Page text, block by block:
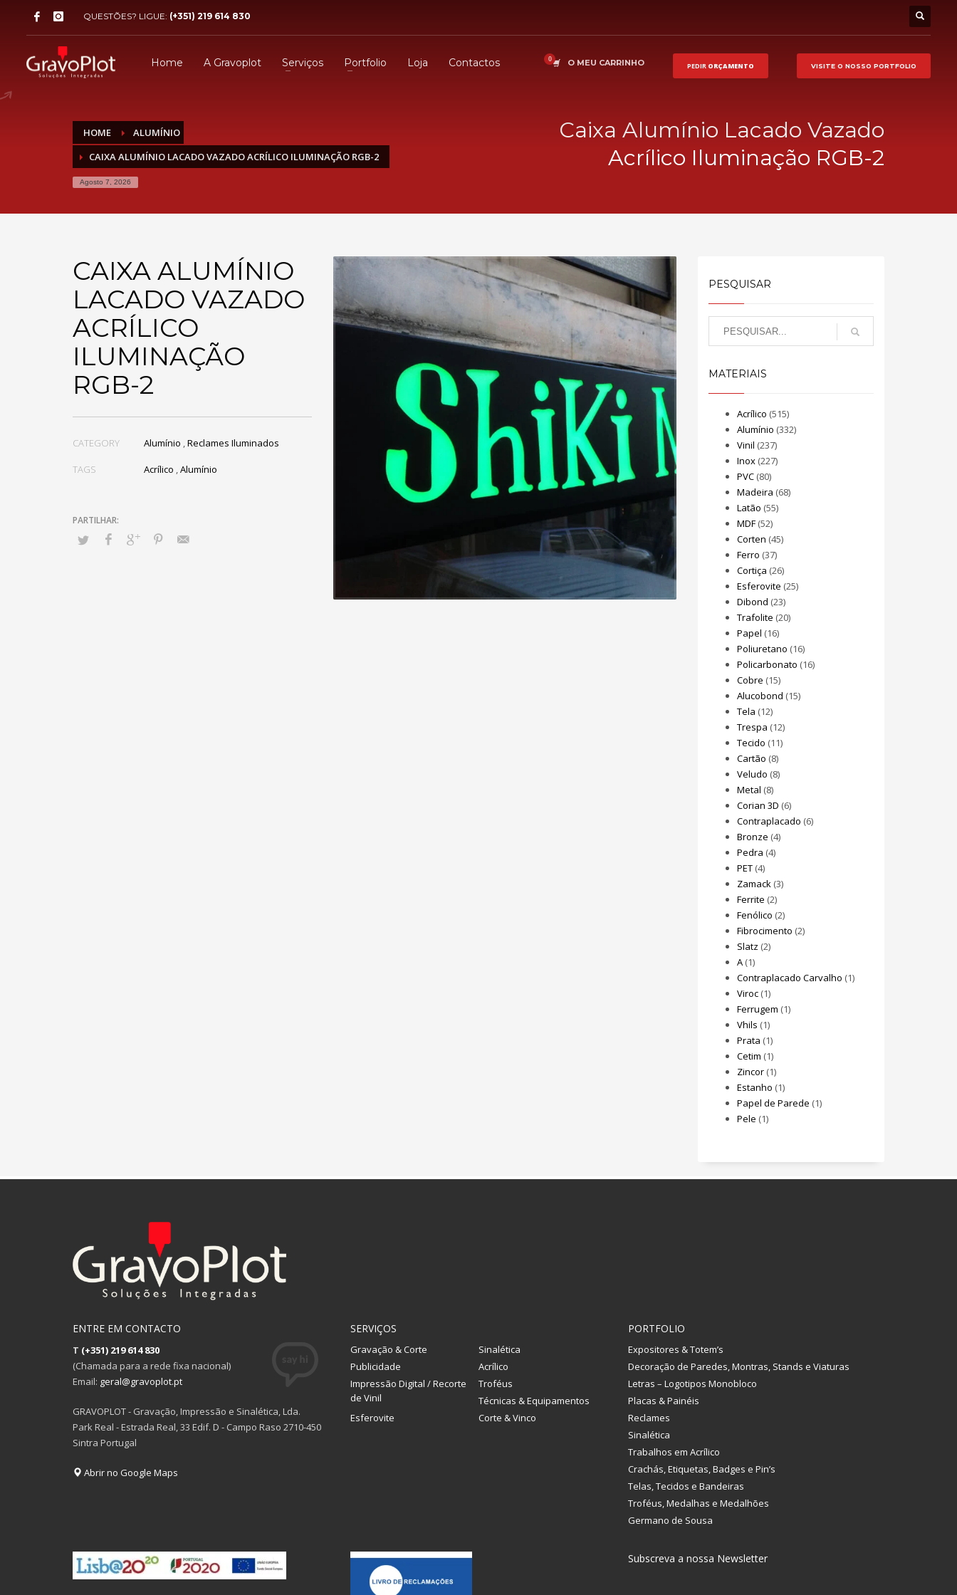
QUESTÕES? LIGUE: (+351) 219 614 830
Home A Gravoplot Serviços Portfolio Loja Contactos O MEU CARRINHO PEDIR ORÇAMENTO VISITE O NOSSO PORTFOLIO
HOME
ALUMÍNIO
CAIXA ALUMÍNIO LACADO VAZADO ACRÍLICO ILUMINAÇÃO RGB-2
Agosto 7, 2026
Caixa Alumínio Lacado Vazado
Acrílico Iluminação RGB-2
CAIXA ALUMÍNIO
LACADO VAZADO
ACRÍLICO
ILUMINAÇÃO
RGB-2
CATEGORY Alumínio ,Reclames Iluminados
TAGS Acrílico ,Alumínio
PESQUISAR
MATERIAIS
Acrílico (515)
Alumínio (332)
Vinil (237)
Inox(227)
PVC(80)
Madeira (68)
Latão (55)
MDF(52)
Corten (45)
Ferro (37)
Cortiça (26)
Esferovite (25)
Dibond (23)
Trafolite (20)
Papel (16)
Poliuretano (16)
Policarbonato (16)
Cobre (15)
Alucobond (15)
Tela (12)
Trespa (12)
Tecido (11)
Cartão (8)
Veludo (8)
Metal (8)
Corian 3D (6)
Contraplacado (6)
Bronze (4)
Pedra (4)
PET(4)
Zamack(3)
Ferrite (2)
Fenólico (2)
Fibrocimento (2)
Slatz (2)
A(1)
Contraplacado Carvalho (1)
Viroc(1)
Ferrugem (1)
Vhils (1)
Prata (1)
Cetim (1)
Zincor(1)
Estanho (1)
Papel de Parede (1)
Pele (1)
ENTRE EM CONTACTO
T (+351) 219 614 830
(Chamada para a rede fixa nacional)
Email: geral@gravoplot.pt
GRAVOPLOT - Gravação, Impressão e Sinalética, Lda.
Park Real - Estrada Real, 33 Edif. D - Campo Raso 2710-450
Sintra Portugal
Abrir no Google Maps
SERVIÇOS
Gravação & Corte
Sinalética
Publicidade
Acrílico
Impressão Digital / Recorte
de Vinil
Troféus
Técnicas & Equipamentos
Esferovite
Corte & Vinco
PORTFOLIO
Expositores & Totem’s
Decoração de Paredes, Montras, Stands e Viaturas
Letras – Logotipos Monobloco
Placas & Painéis
Reclames
Sinalética
Trabalhos em Acrílico
Crachás, Etiquetas, Badges e Pin’s
Telas, Tecidos e Bandeiras
Troféus, Medalhas e Medalhões
Germano de Sousa
Subscreva a nossa Newsletter